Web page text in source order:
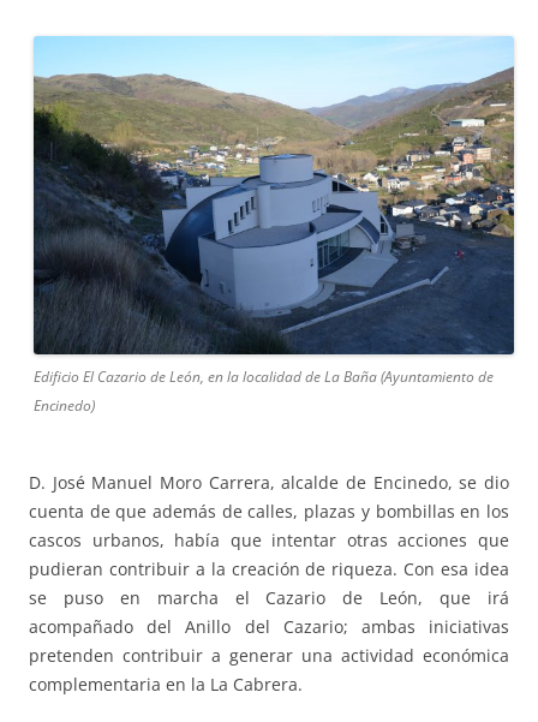
Edificio El Cazario de León, en la localidad de La Baña (Ayuntamiento de
Encinedo)
D. José Manuel Moro Carrera, alcalde de Encinedo, se dio
cuenta de que además de calles, plazas y bombillas en los
cascos urbanos, había que intentar otras acciones que
pudieran contribuir a la creación de riqueza. Con esa idea
se puso en marcha el Cazario de León, que irá
acompañado del Anillo del Cazario; ambas iniciativas
pretenden contribuir a generar una actividad económica
complementaria en la La Cabrera.